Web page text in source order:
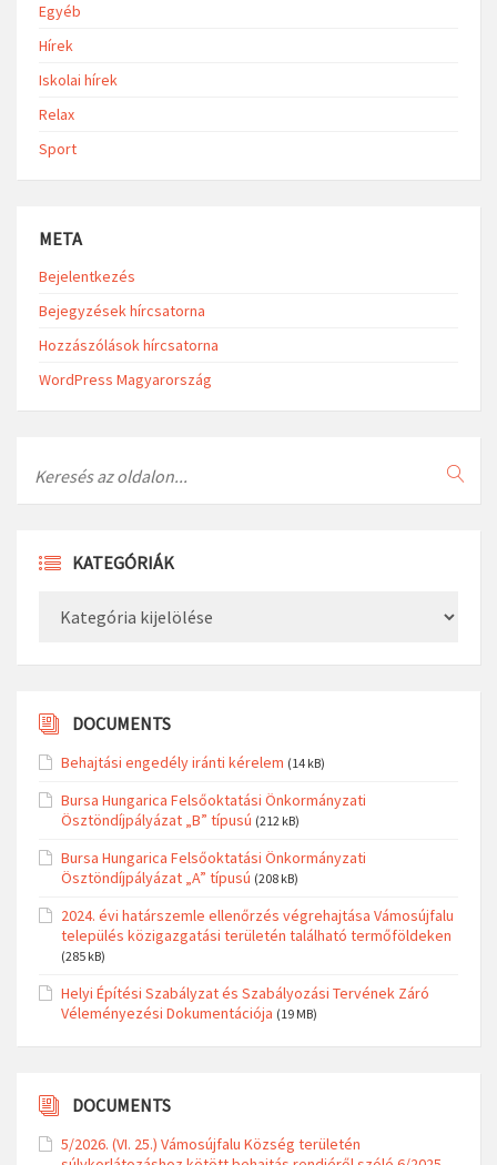
Egyéb
Hírek
Iskolai hírek
Relax
Sport
META
Bejelentkezés
Bejegyzések hírcsatorna
Hozzászólások hírcsatorna
WordPress Magyarország
KATEGÓRIÁK
DOCUMENTS
Behajtási engedély iránti kérelem (14 kB)
Bursa Hungarica Felsőoktatási Önkormányzati
Ösztöndíjpályázat „B” típusú (212 kB)
Bursa Hungarica Felsőoktatási Önkormányzati
Ösztöndíjpályázat „A” típusú (208 kB)
2024. évi határszemle ellenőrzés végrehajtása Vámosújfalu
település közigazgatási területén található termőföldeken
(285 kB)
Helyi Építési Szabályzat és Szabályozási Tervének Záró
Véleményezési Dokumentációja (19 MB)
DOCUMENTS
5/2026. (VI. 25.) Vámosújfalu Község területén